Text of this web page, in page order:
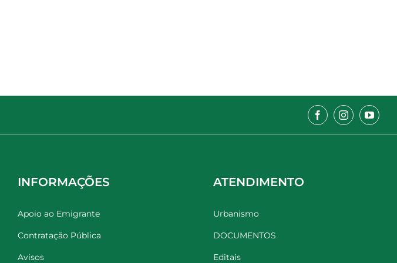
INFORMAÇÕES
Apoio ao Emigrante
Contratação Pública
Avisos
ATENDIMENTO
Urbanismo
DOCUMENTOS
Editais